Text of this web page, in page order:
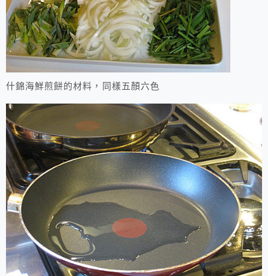
什錦海鮮煎餅的材料，同樣五顏六色